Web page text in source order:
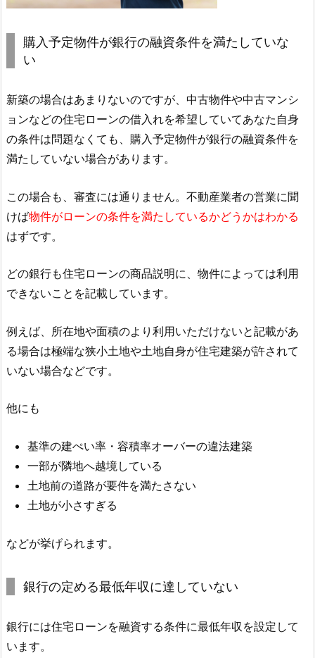
購入予定物件が銀行の融資条件を満たしていな
い
新築の場合はあまりないのですが、中古物件や中古マンシ
ョンなどの住宅ローンの借入れを希望していてあなた自身
の条件は問題なくても、購入予定物件が銀行の融資条件を
満たしていない場合があります。
この場合も、審査には通りません。不動産業者の営業に聞
けば物件がローンの条件を満たしているかどうかはわかる
はずです。
どの銀行も住宅ローンの商品説明に、物件によっては利用
できないことを記載しています。
例えば、所在地や面積のより利用いただけないと記載があ
る場合は極端な狭小土地や土地自身が住宅建築が許されて
いない場合などです。
他にも
基準の建ぺい率・容積率オーバーの違法建築
一部が隣地へ越境している
土地前の道路が要件を満たさない
土地が小さすぎる
などが挙げられます。
銀行の定める最低年収に達していない
銀行には住宅ローンを融資する条件に最低年収を設定して
います。